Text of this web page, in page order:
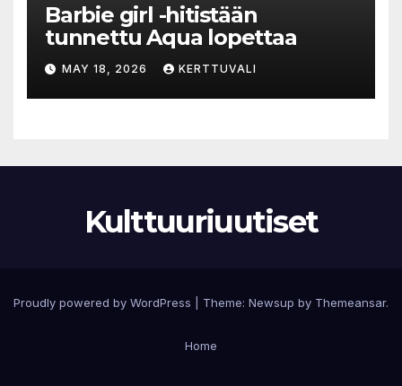
Barbie girl -hitistään
tunnettu Aqua lopettaa
MAY 18, 2026 KERTTUVALI
Kulttuuriuutiset
Proudly powered by WordPress Theme: Newsup by Themeansar.
Home